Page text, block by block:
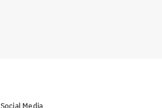
Social Media